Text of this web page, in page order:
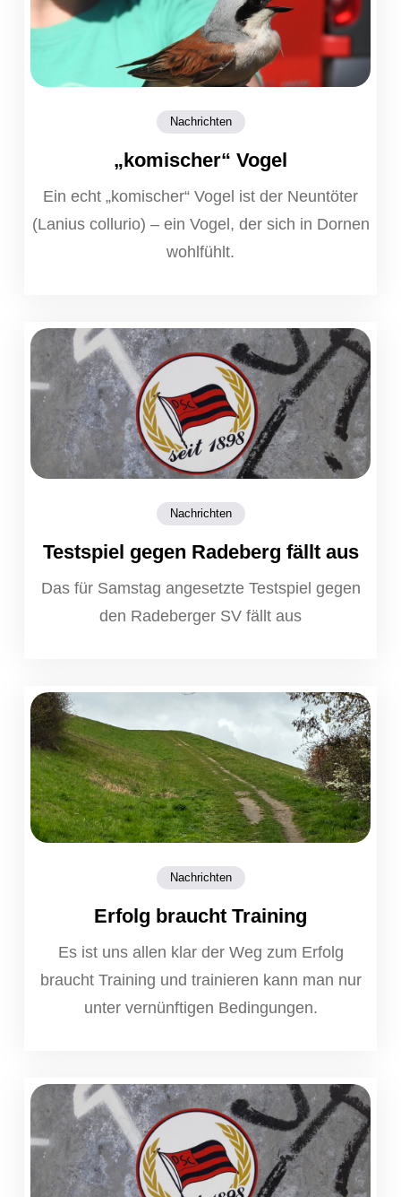
Nachrichten
„komischer“ Vogel
Ein echt „komischer“ Vogel ist der Neuntöter
(Lanius collurio) – ein Vogel, der sich in Dornen
wohlfühlt.
Nachrichten
Testspiel gegen Radeberg fällt aus
Das für Samstag angesetzte Testspiel gegen
den Radeberger SV fällt aus
Nachrichten
Erfolg braucht Training
Es ist uns allen klar der Weg zum Erfolg
braucht Training und trainieren kann man nur
unter vernünftigen Bedingungen.